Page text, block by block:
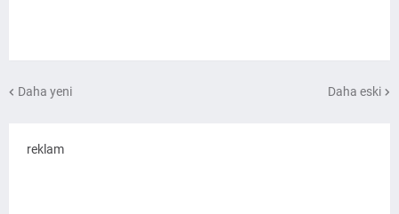
Daha yeni Daha eski
reklam